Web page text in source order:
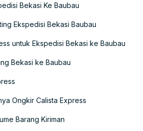
Bekasi Ke Baubau
Ekspedisi Bekasi Baubau
untuk Ekspedisi Bekasi ke Baubau
Bekasi ke Baubau
Ongkir Calista Express
Barang Kiriman